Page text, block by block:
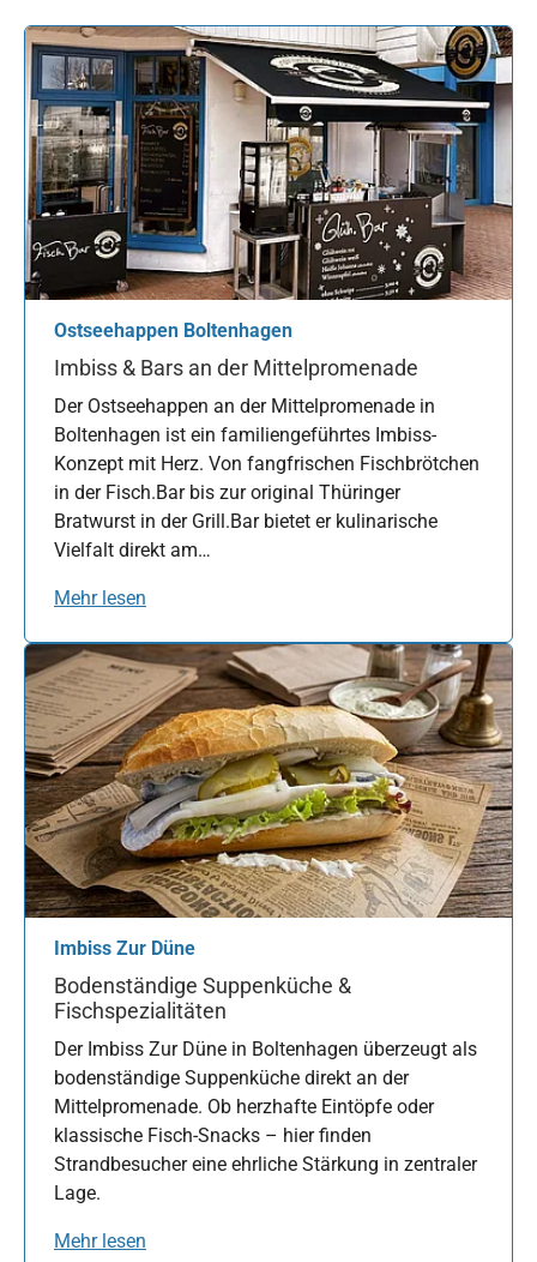
Ostseehappen Boltenhagen
Imbiss & Bars an der Mittelpromenade
Der Ostseehappen an der Mittelpromenade in
Boltenhagen ist ein familiengeführtes Imbiss-
Konzept mit Herz. Von fangfrischen Fischbrötchen
in der Fisch.Bar bis zur original Thüringer
Bratwurst in der Grill.Bar bietet er kulinarische
Vielfalt direkt am…
Mehr lesen
Imbiss Zur Düne
Bodenständige Suppenküche &
Fischspezialitäten
Der Imbiss Zur Düne in Boltenhagen überzeugt als
bodenständige Suppenküche direkt an der
Mittelpromenade. Ob herzhafte Eintöpfe oder
klassische Fisch-Snacks – hier finden
Strandbesucher eine ehrliche Stärkung in zentraler
Lage.
Mehr lesen